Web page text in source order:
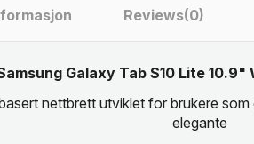
Reviews(0)
Galaxy Tab S10 Lite 10.9"
nettbrett utviklet for brukere
elegante